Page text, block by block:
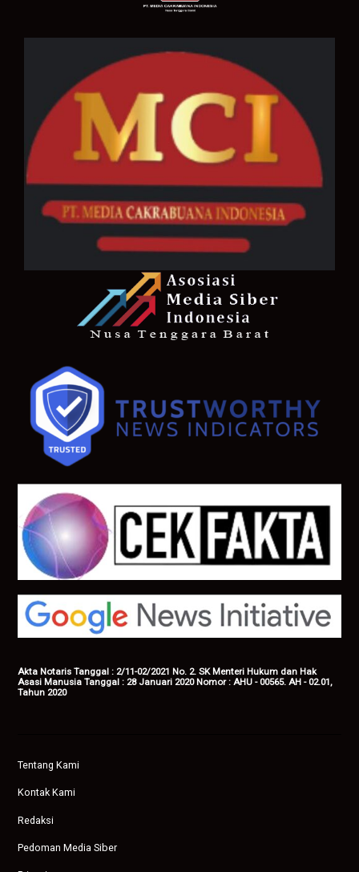
Akta Notaris Tanggal : 2/11-02/2021 No. 2. SK Menteri Hukum dan Hak
Asasi Manusia Tanggal : 28 Januari 2020 Nomor : AHU - 00565. AH - 02.01,
Tahun 2020
Tentang Kami
Kontak Kami
Redaksi
Pedoman Media Siber